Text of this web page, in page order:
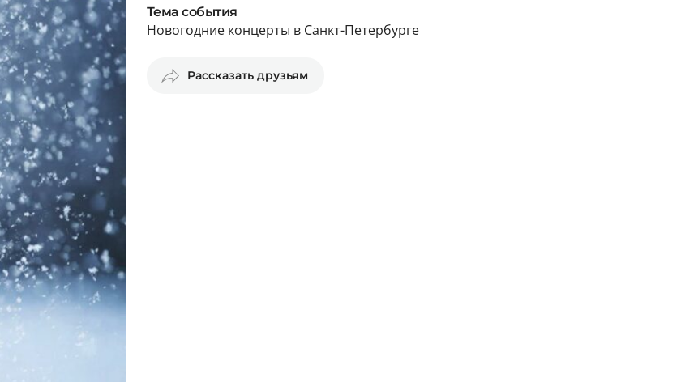
Тема события
Новогодние концерты в Санкт-Петербурге
Рассказать друзьям